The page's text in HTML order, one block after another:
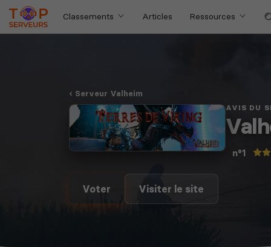
Classements Articles Ressources
Serveur Valheim
AVIS DU
n°1
Voter Visiter le site